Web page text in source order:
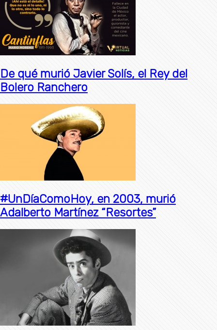
De qué murió Javier Solís, el Rey del
Bolero Ranchero
#UnDíaComoHoy, en 2003, murió
Adalberto Martínez “Resortes”